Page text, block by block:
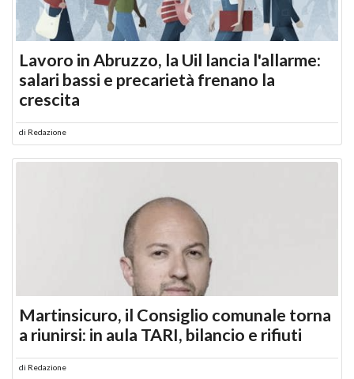
Lavoro in Abruzzo, la Uil lancia l'allarme:
salari bassi e precarietà frenano la
crescita
di Redazione
Martinsicuro, il Consiglio comunale torna
a riunirsi: in aula TARI, bilancio e rifiuti
di Redazione